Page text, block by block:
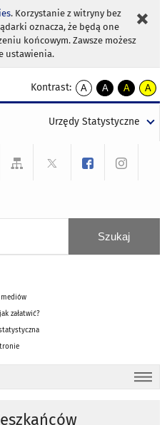
. Korzystanie z witryny bez
oznacza, że będą one
końcowym. Zawsze możesz
ustawienia.
Kontrast:
A
kontrast
A
kontrast
tekst
czarnym
A
kontrast
tekst
czarnym
A
tekst
żółtym
Urzędy Statystyczne
mediów
załatwić?